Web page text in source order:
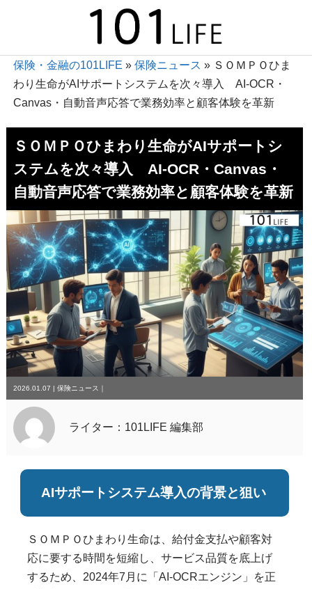
保険・金融の101LIFE » 保険ニュース » ＳＯＭＰＯひま
わり生命がAIサポートシステムを次々導入 AI-OCR・
Canvas・自動音声応答で業務効率と顧客体験を革新
ＳＯＭＰＯひまわり生命がAIサポートシ
ステムを次々導入 AI-OCR・Canvas・
自動音声応答で業務効率と顧客体験を革新
2026.01.07 | 保険ニュース ｜
ライター：101LIFE 編集部
AIサポートシステム導入の背景と狙い
ＳＯＭＰＯひまわり生命は、給付金支払や顧客対
応に要する時間を短縮し、サービス品質を底上げ
するため、2024年7月に「AI-OCRエンジン」を正